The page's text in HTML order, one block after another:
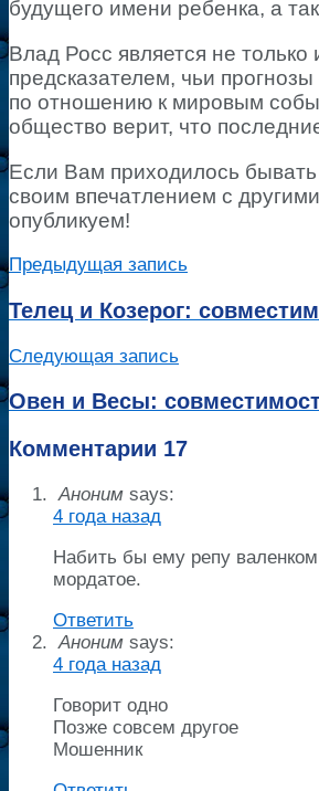
будущего имени ребенка, а
Влад Росс является не
предсказателем, чьи
по отношению к мировым
общество верит, что
Если Вам приходилось
своим впечатлением с
опубликуем!
Предыдущая запись
Телец и Козерог:
Следующая запись
Овен и Весы:
Комментарии 17
Аноним says:
4 года назад
Набить бы ему репу
мордатое.
Ответить
Аноним says:
4 года назад
Говорит одно
Позже совсем другое
Мошенник